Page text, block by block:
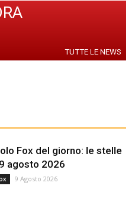
TUTTE LE NEWS
Fox del giorno: le stelle
agosto 2026
9 Agosto 2026